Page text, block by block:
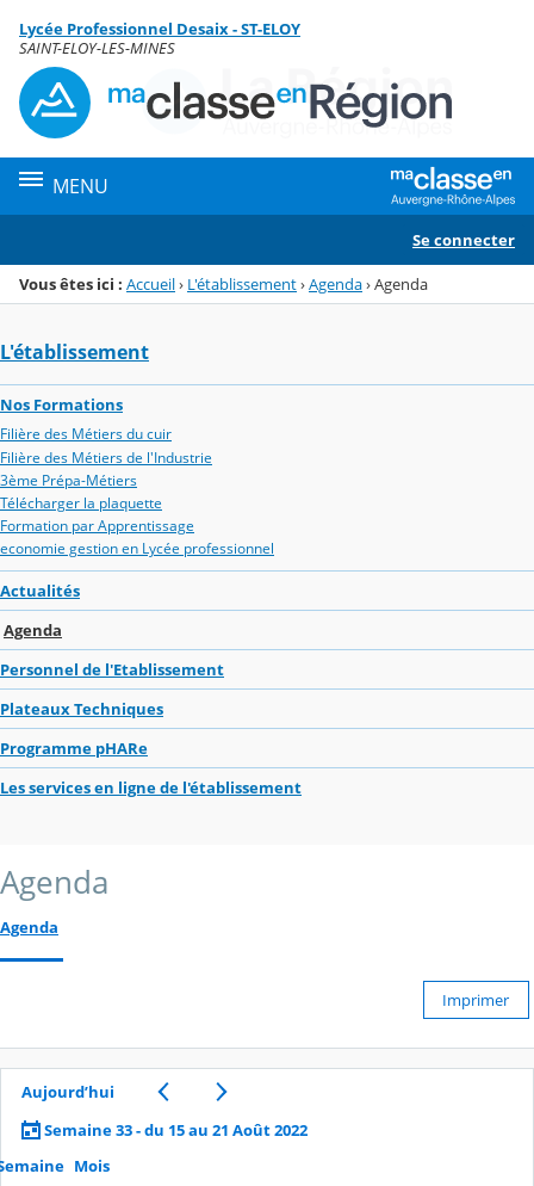
Menu de la rubrique
Contenu
Lycée Professionnel Desaix - ST-ELOY
SAINT-ELOY-LES-MINES
MENU
Se connecter
Vous êtes ici : Accueil› L'établissement›Agenda›Agenda
L'établissement
Nos Formations
Filière des Métiers du cuir
Filière des Métiers de l'Industrie
3ème Prépa-Métiers
Télécharger la plaquette
Formation par Apprentissage
economie gestion en Lycée professionnel
Actualités
Agenda
Personnel de l'Etablissement
Plateaux Techniques
Programme pHARe
Les services en ligne de l'établissement
Agenda
Agenda
Imprimer
Aujourd’hui
Semaine 33 - du 15 au 21 Août 2022
Mois